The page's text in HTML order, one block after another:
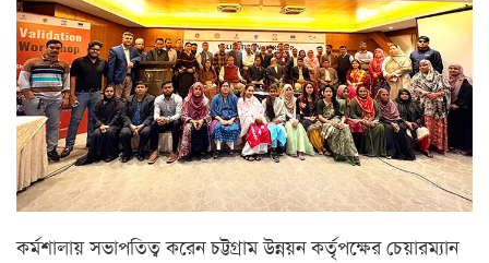
কর্মশালায় সভাপতিত্ব করেন চট্টগ্রাম উন্নয়ন কর্তৃপক্ষের চেয়ারম্যান